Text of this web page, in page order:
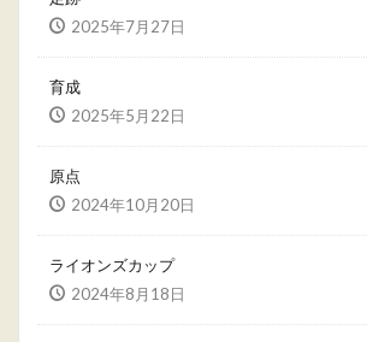
2025年7月27日
育成
2025年5月22日
原点
2024年10月20日
ライオンズカップ
2024年8月18日